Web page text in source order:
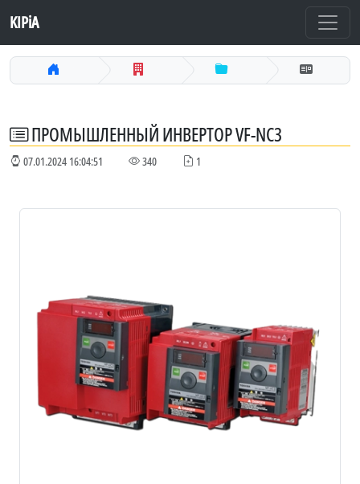
KIPiA
ПРОМЫШЛЕННЫЙ ИНВЕРТОР VF-NC3
07.01.2024 16:04:51 340 1